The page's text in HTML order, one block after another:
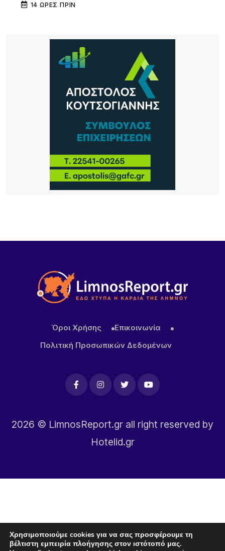
14 ΏΡΕΣ ΠΡΙΝ
14 ΏΡΕΣ ΠΡΙΝ
Λήμνος: Προγραμματισμένες διακοπές ρεύματος
14 ΏΡΕΣ ΠΡΙΝ
Πληρώνονται οι επιβάτες, παραμένουν
απλήρωτοι οι επιχειρηματίες: Τα δύο πρόσωπα
Το τραγικό περιστατικό με το αγριογούρουνο
προβληματίζει – Μήπως ήρθε η ώρα να δούμε
σοβαρά και το ζήτημα των ελαφιών στη Λήμνο;
Όροι Χρήσης
Επικοινωνία
Πολιτική Προσωπικών Δεδομένων
2026 © LimnosReport.gr all right reserved by
Hotelid.gr
Χρησιμοποιούμε cookies για να σας προσφέρουμε τη
βέλτιστη εμπειρία πλοήγησης στον ιστότοπό μας.